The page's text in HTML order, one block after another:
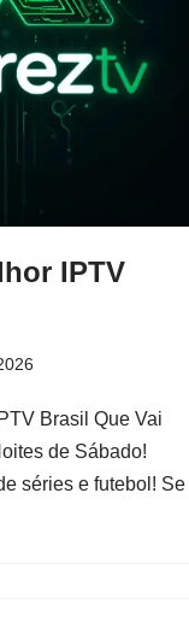
IPTV
Brasil Que Vai
de Sábado!
séries e futebol! Se